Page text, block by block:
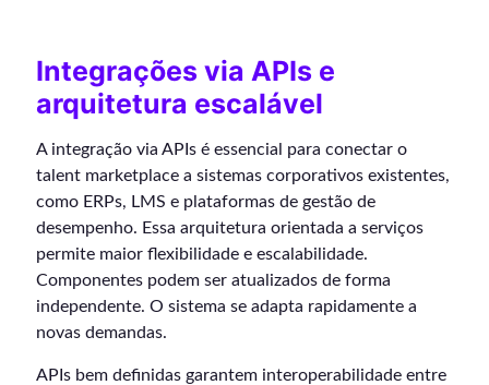
Integrações via APIs e
arquitetura escalável
A integração via APIs é essencial para conectar o
talent marketplace a sistemas corporativos existentes,
como ERPs, LMS e plataformas de gestão de
desempenho. Essa arquitetura orientada a serviços
permite maior flexibilidade e escalabilidade.
Componentes podem ser atualizados de forma
independente. O sistema se adapta rapidamente a
novas demandas.
APIs bem definidas garantem interoperabilidade entre